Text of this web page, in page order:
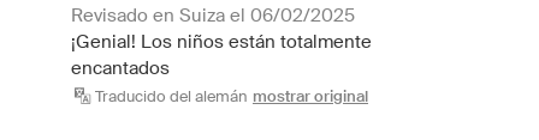
Revisado en Suiza el 06/02/2025
¡Genial! Los niños están totalmente
encantados
Traducido del alemán mostrar original